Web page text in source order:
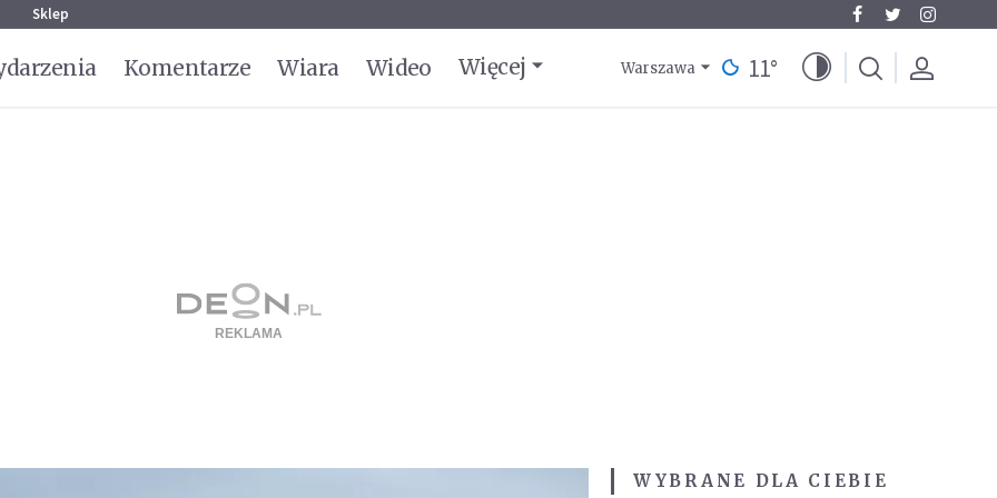
Sklep
Komentarze Wiara Wideo Więcej Warszawa 11°
WYBRANE DLA CIEBIE